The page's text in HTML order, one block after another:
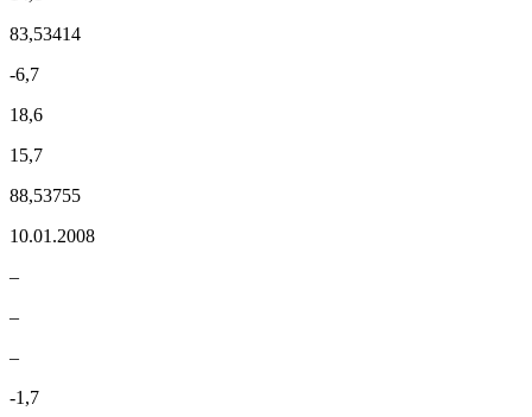
83,53414
-6,7
18,6
15,7
88,53755
10.01.2008
–
–
–
-1,7